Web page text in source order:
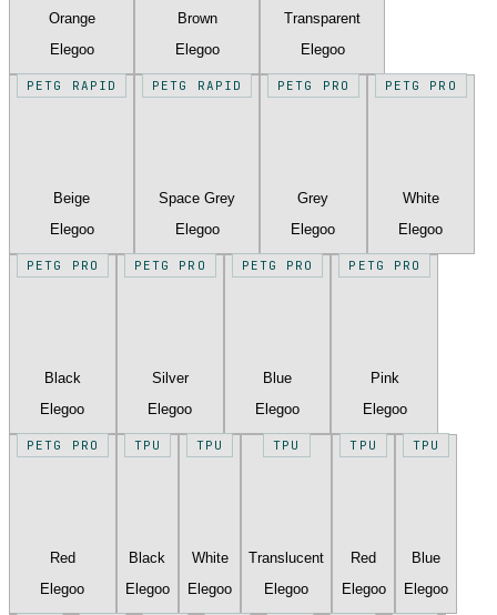
Orange
Elegoo
Brown
Elegoo
Transparent
Elegoo
PETG RAPID
Beige
Elegoo
PETG RAPID
Space Grey
Elegoo
PETG PRO
Grey
Elegoo
PETG PRO
White
Elegoo
PETG PRO
Black
Elegoo
PETG PRO
Silver
Elegoo
PETG PRO
Blue
Elegoo
PETG PRO
Pink
Elegoo
PETG PRO
Red
Elegoo
TPU
Black
Elegoo
TPU
White
Elegoo
TPU
Translucent
Elegoo
TPU
Red
Elegoo
TPU
Blue
Elegoo